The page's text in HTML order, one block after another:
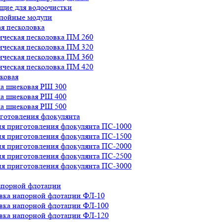
для водоочистки
модули
песколовка
песколовка ПM 260
песколовка ПM 320
песколовка ПM 360
песколовка ПM 420
шнековая РШ 300
шнековая РШ 400
шнековая РШ 500
флокулянта
приготовления флокулянта ПС-1000
приготовления флокулянта ПС-1500
приготовления флокулянта ПС-2000
приготовления флокулянта ПС-2500
приготовления флокулянта ПС-3000
флотации
напорной флотации ФЛ-10
напорной флотации ФЛ-100
напорной флотации ФЛ-120